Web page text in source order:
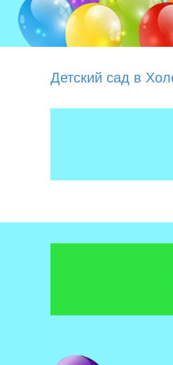
Детский сад в